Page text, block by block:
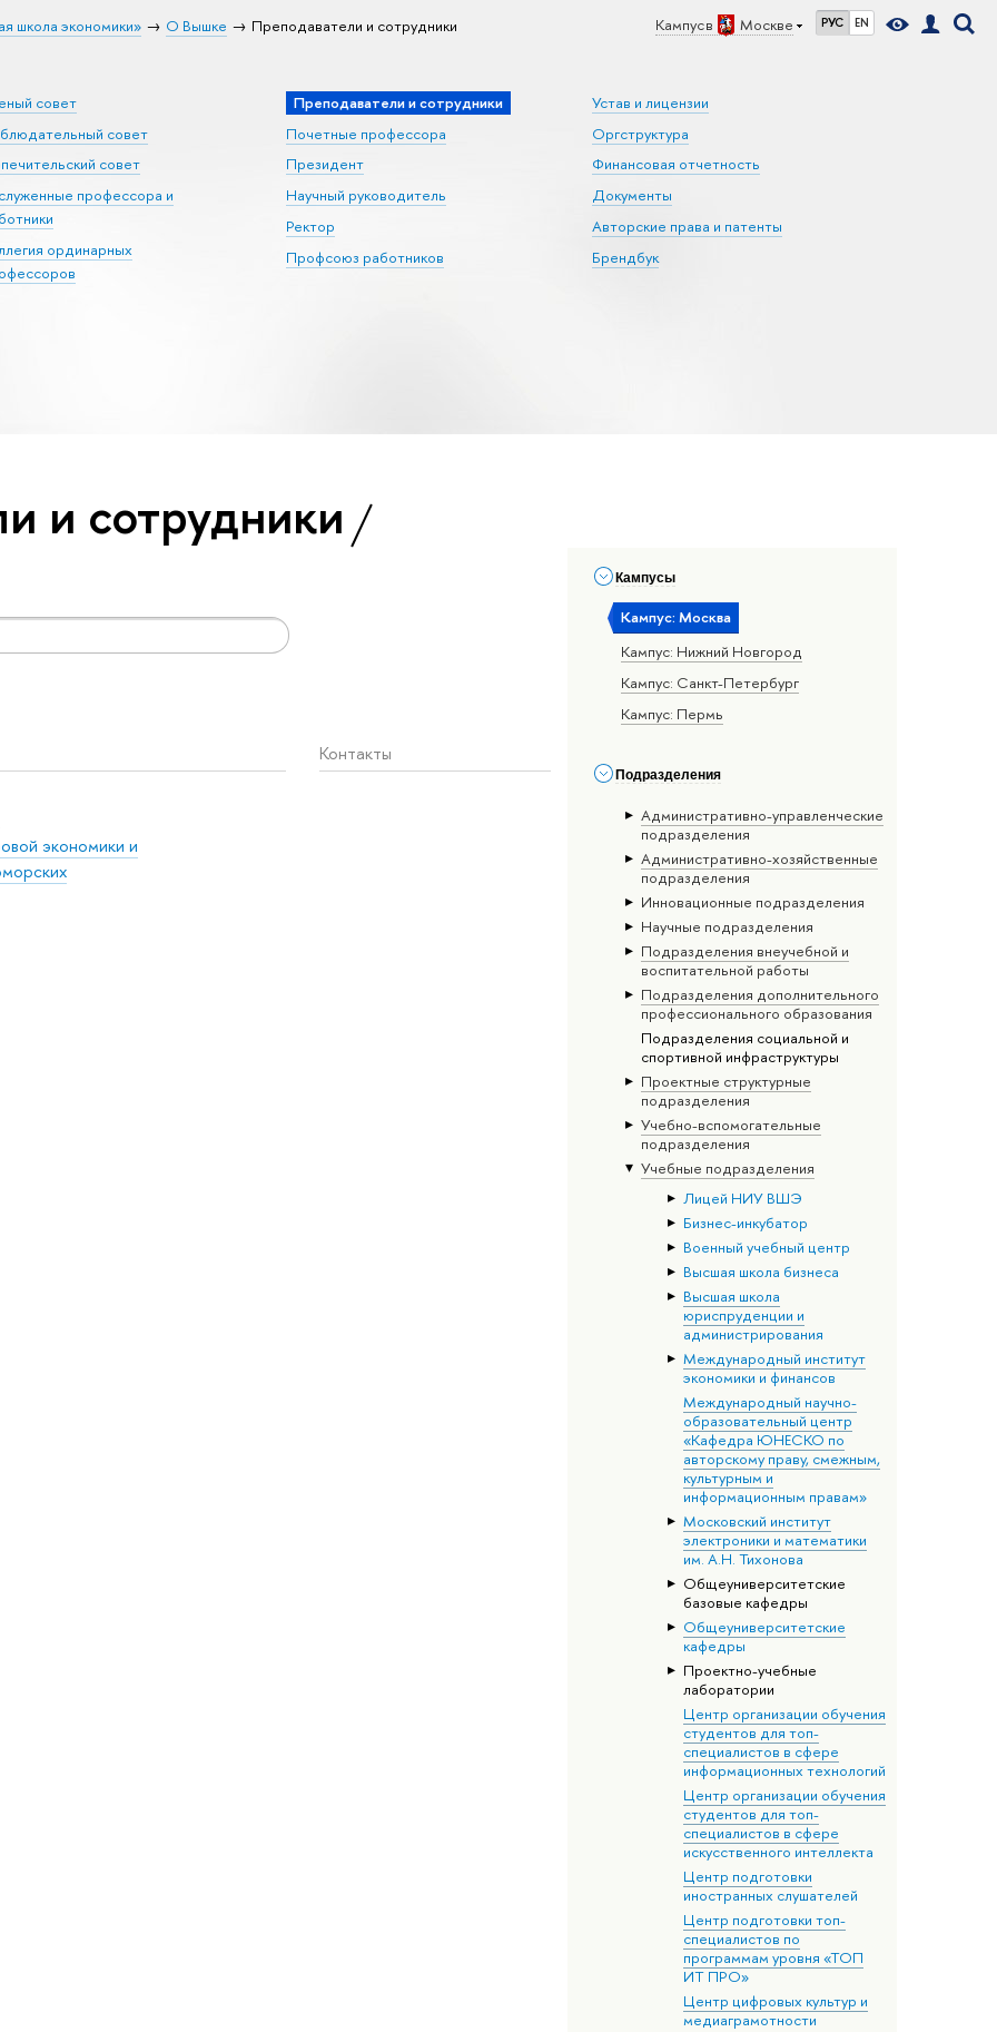
Кампус в Москве РУС EN
школа экономики» О Вышке Преподаватели и сотрудники
совет
совет
совет
профессора и
ординарных
Преподаватели и сотрудники
Почетные профессора
Президент
Научный руководитель
Ректор
Профсоюз работников
Устав и лицензии
Оргструктура
Финансовая отчетность
Документы
Авторские права и патенты
Брендбук
Кампусы
Кампус: Москва
Кампус: Нижний Новгород
Кампус: Санкт-Петербург
Кампус: Пермь
Подразделения
Административно-управленческие
подразделения
Административно-хозяйственные
подразделения
Инновационные подразделения
Научные подразделения
Подразделения внеучебной и
воспитательной работы
Подразделения дополнительного
профессионального образования
Подразделения социальной и
спортивной инфраструктуры
Проектные структурные
подразделения
Учебно-вспомогательные
подразделения
Учебные подразделения
Лицей НИУ ВШЭ
Бизнес-инкубатор
Военный учебный центр
Высшая школа бизнеса
Высшая школа
юриспруденции и
администрирования
Международный институт
экономики и финансов
Международный научно-
образовательный центр
«Кафедра ЮНЕСКО по
авторскому праву, смежным,
культурным и
информационным правам»
Московский институт
электроники и математики
им. А.Н. Тихонова
Общеуниверситетские
базовые кафедры
Общеуниверситетские
кафедры
Проектно-учебные
лаборатории
Центр организации обучения
студентов для топ-
специалистов в сфере
информационных технологий
Центр организации обучения
студентов для топ-
специалистов в сфере
искусственного интеллекта
Центр подготовки
иностранных слушателей
Центр подготовки топ-
специалистов по
программам уровня «ТОП
ИТ ПРО»
Центр цифровых культур и
медиаграмотности
и сотрудники
Контакты
экономики и